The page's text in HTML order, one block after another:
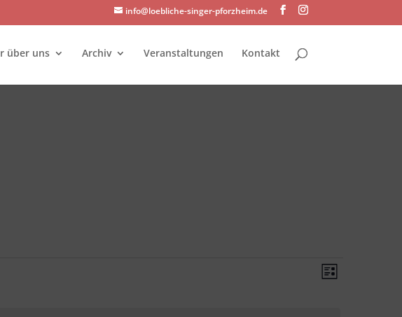
info@loebliche-singer-pforzheim.de
über uns Archiv Veranstaltungen Kontakt
Liste